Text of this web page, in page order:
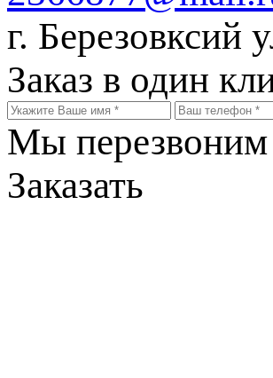
г. Березовксий
Заказ в один
Мы перезвоним
Заказать